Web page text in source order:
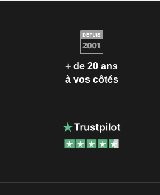
+ de 20 ans
à vos côtés